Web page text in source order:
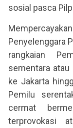
sosial pasca
Penyelenggara
rangkaian
sementara atau
ke Jakarta
Pemilu
cermat
terprovokasi